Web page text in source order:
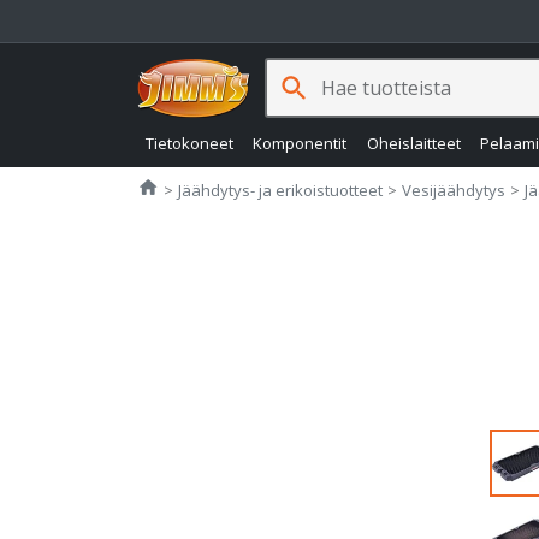
Tietokoneet Komponentit Oheislaitteet
search
home Jimms.fi
Jäähdytys- ja erikoistuotteet Vesijäähdytys